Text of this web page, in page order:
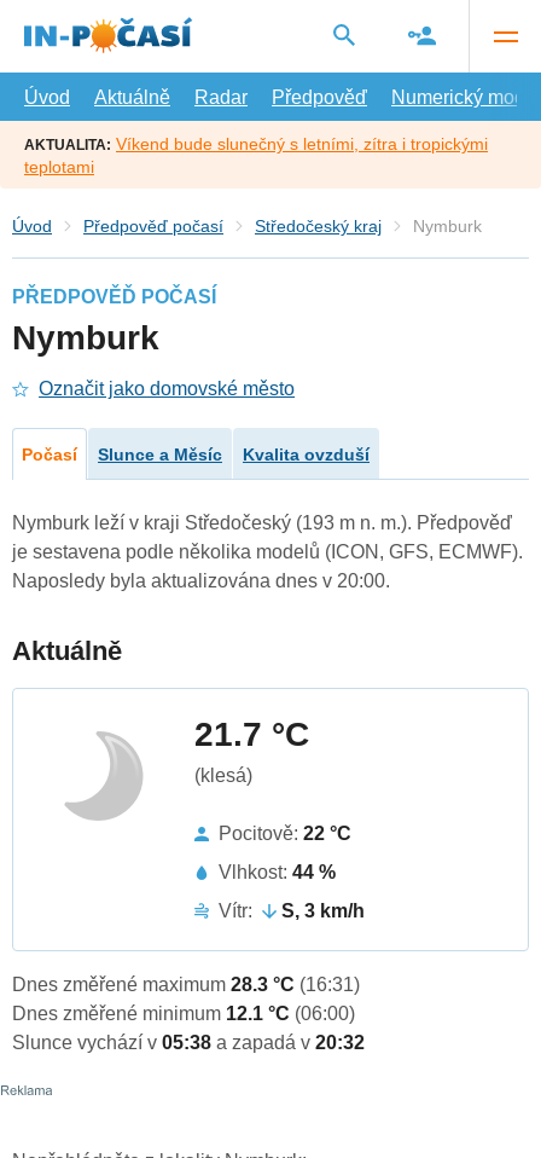
hlavní
Úvod
Aktuálně Radar Předpověď Numerický model
AKTUALITA: Víkend bude slunečný s letními, zítra i tropickými
teplotami
Úvod Předpověď počasí Středočeský kraj Nymburk
PŘEDPOVĚĎ POČASÍ
Nymburk
Označit jako domovské město
Počasí Slunce a Měsíc Kvalita ovzduší
Nymburk leží v kraji Středočeský (193 m n. m.). Předpověď
je sestavena podle několika modelů (ICON, GFS, ECMWF).
Naposledy byla aktualizována dnes v 20:00.
Aktuálně
21.7 °C
(klesá)
Pocitově: 22 °C
Vlhkost: 44 %
Vítr:
S, 3 km/h
Dnes změřené maximum 28.3 °C (16:31)
Dnes změřené minimum 12.1 °C (06:00)
Slunce vychází v 05:38 a zapadá v 20:32